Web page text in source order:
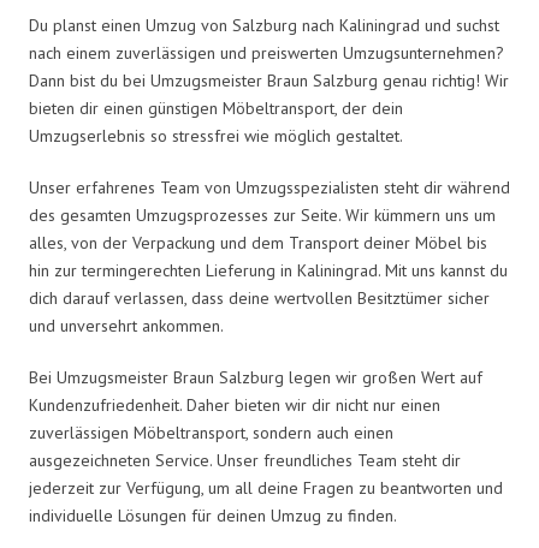
Du planst einen Umzug von Salzburg nach Kaliningrad und suchst
nach einem zuverlässigen und preiswerten Umzugsunternehmen?
Dann bist du bei Umzugsmeister Braun Salzburg genau richtig! Wir
bieten dir einen günstigen Möbeltransport, der dein
Umzugserlebnis so stressfrei wie möglich gestaltet.
Unser erfahrenes Team von Umzugsspezialisten steht dir während
des gesamten Umzugsprozesses zur Seite. Wir kümmern uns um
alles, von der Verpackung und dem Transport deiner Möbel bis
hin zur termingerechten Lieferung in Kaliningrad. Mit uns kannst du
dich darauf verlassen, dass deine wertvollen Besitztümer sicher
und unversehrt ankommen.
Bei Umzugsmeister Braun Salzburg legen wir großen Wert auf
Kundenzufriedenheit. Daher bieten wir dir nicht nur einen
zuverlässigen Möbeltransport, sondern auch einen
ausgezeichneten Service. Unser freundliches Team steht dir
jederzeit zur Verfügung, um all deine Fragen zu beantworten und
individuelle Lösungen für deinen Umzug zu finden.